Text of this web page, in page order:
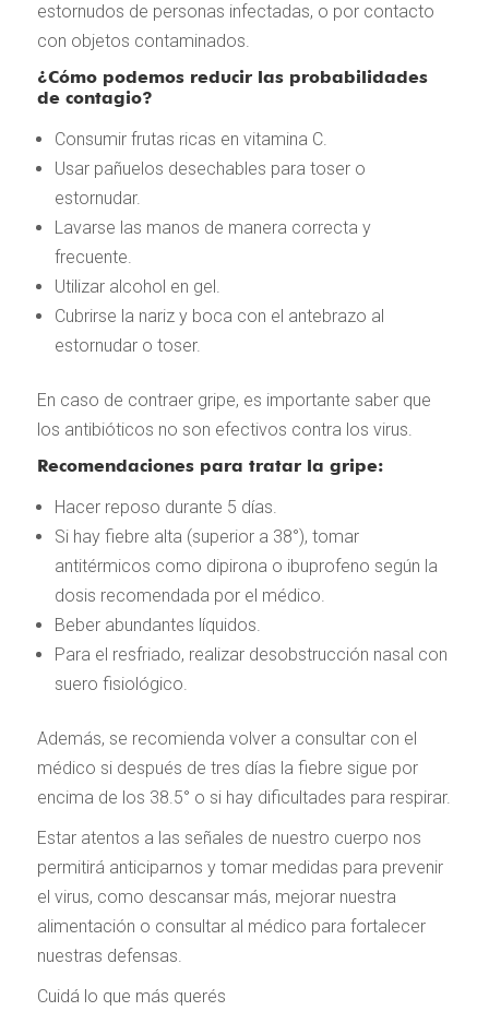
estornudos de personas infectadas, o por contacto
con objetos contaminados.
¿Cómo podemos reducir las probabilidades
de contagio?
Consumir frutas ricas en vitamina C.
Usar pañuelos desechables para toser o
estornudar.
Lavarse las manos de manera correcta y
frecuente.
Utilizar alcohol en gel.
Cubrirse la nariz y boca con el antebrazo al
estornudar o toser.
En caso de contraer gripe, es importante saber que
los antibióticos no son efectivos contra los virus.
Recomendaciones para tratar la gripe:
Hacer reposo durante 5 días.
Si hay fiebre alta (superior a 38°), tomar
antitérmicos como dipirona o ibuprofeno según la
dosis recomendada por el médico.
Beber abundantes líquidos.
Para el resfriado, realizar desobstrucción nasal con
suero fisiológico.
Además, se recomienda volver a consultar con el
médico si después de tres días la fiebre sigue por
encima de los 38.5° o si hay dificultades para respirar.
Estar atentos a las señales de nuestro cuerpo nos
permitirá anticiparnos y tomar medidas para prevenir
el virus, como descansar más, mejorar nuestra
alimentación o consultar al médico para fortalecer
nuestras defensas.
Cuidá lo que más querés